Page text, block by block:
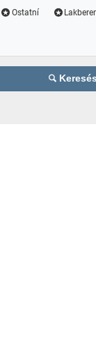
Ostatní
Keresés